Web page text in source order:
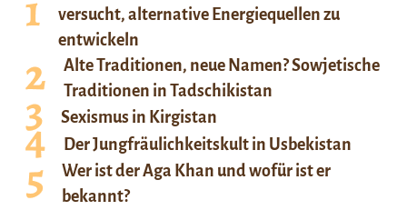
versucht, alternative Energiequellen zu
entwickeln
Alte Traditionen, neue Namen? Sowjetische
Traditionen in Tadschikistan
Sexismus in Kirgistan
Der Jungfräulichkeitskult in Usbekistan
Wer ist der Aga Khan und wofür ist er
bekannt?